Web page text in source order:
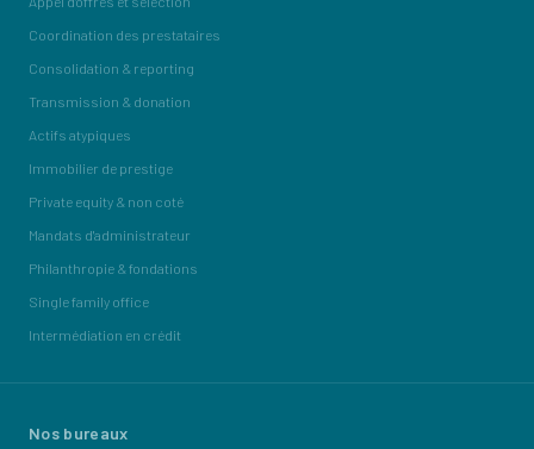
Coordination des prestataires
Consolidation & reporting
Transmission & donation
Actifs atypiques
Immobilier de prestige
Private equity & non coté
Mandats d'administrateur
Philanthropie & fondations
Single family office
Intermédiation en crédit
Nos bureaux